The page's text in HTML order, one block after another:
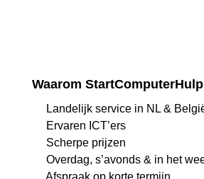
Waarom
Landelijk service in NL &
Ervaren ICT’ers
Scherpe prijzen
Overdag, s’avonds & in het